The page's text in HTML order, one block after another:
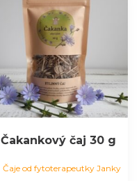
Čakankový čaj 30 g
Čaje od fytoterapeutky Janky